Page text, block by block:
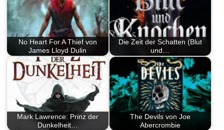
No Heart For A Thief von
James Lloyd Dulin
Die Zeit der Schatten (Blut
und…
Mark Lawrence: Prinz der
Dunkelheit…
The Devils von Joe
Abercrombie